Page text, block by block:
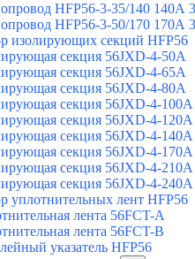
HFP56-3-35/140 140А
HFP56-3-50/170 170А
изолирующих секций HFP56
секция 56JXD-4-50A
секция 56JXD-4-65A
секция 56JXD-4-80A
секция 56JXD-4-100A
секция 56JXD-4-120A
секция 56JXD-4-140A
секция 56JXD-4-170A
секция 56JXD-4-210A
секция 56JXD-4-240A
уплотнительных лент HFP56
лента 56FCT-A
лента 56FCT-B
указатель HFP56